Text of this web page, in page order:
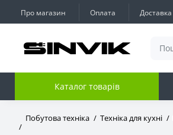
Про магазин Оплата Доставка
Каталог товарів
Побутова техніка Техніка для кухні